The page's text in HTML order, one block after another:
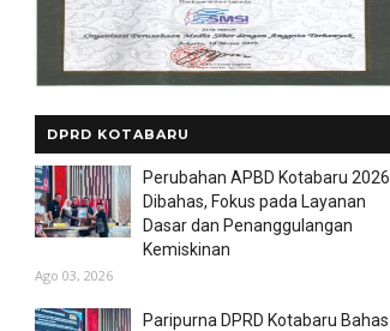
DPRD KOTABARU
Perubahan APBD Kotabaru 2026
Dibahas, Fokus pada Layanan
Dasar dan Penanggulangan
Kemiskinan
Ago 03, 2026
Paripurna DPRD Kotabaru Bahas